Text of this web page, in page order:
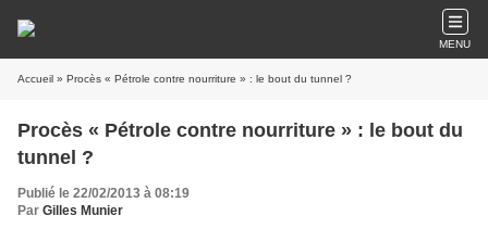
MENU
Accueil » Procès « Pétrole contre nourriture » : le bout du tunnel ?
Procès « Pétrole contre nourriture » : le bout du
tunnel ?
Publié le 22/02/2013 à 08:19
Par Gilles Munier